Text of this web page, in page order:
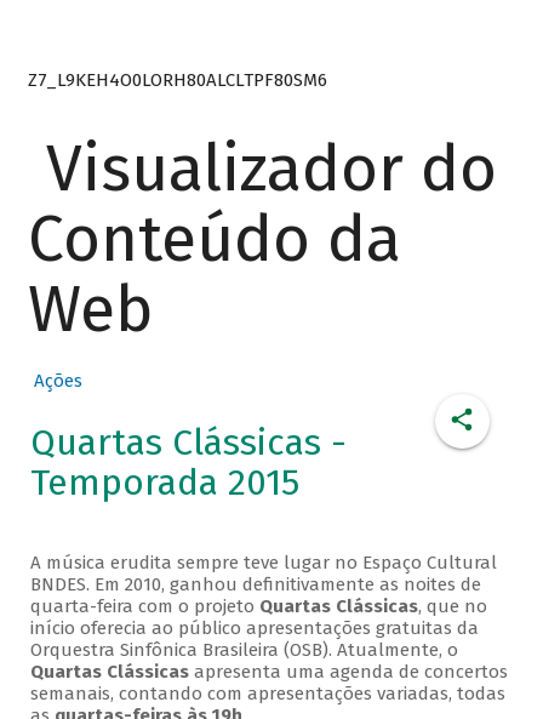
Z7_L9KEH4O0LORH80ALCLTPF80SM6
Visualizador do
Conteúdo da
Web
Ações
Quartas Clássicas -
Temporada 2015
A música erudita sempre teve lugar no Espaço Cultural
BNDES. Em 2010, ganhou definitivamente as noites de
quarta-feira com o projeto Quartas Clássicas, que no
início oferecia ao público apresentações gratuitas da
Orquestra Sinfônica Brasileira (OSB). Atualmente, o
Quartas Clássicasapresenta uma agenda de concertos
semanais, contando com apresentações variadas, todas